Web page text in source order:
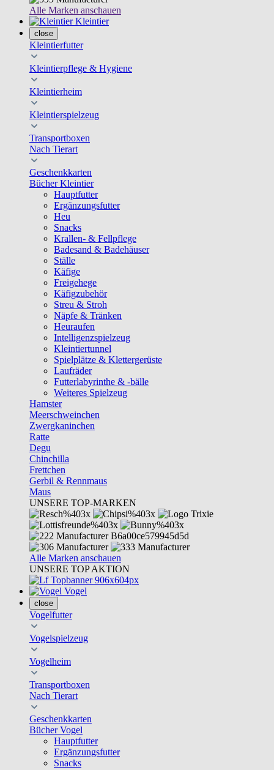
Alle Marken anschauen
Kleintier
close
Kleintierfutter
Kleintierpflege & Hygiene
Kleintierheim
Kleintierspielzeug
Transportboxen
Nach Tierart
Geschenkkarten
Bücher Kleintier
Hauptfutter
Ergänzungsfutter
Heu
Snacks
Krallen- & Fellpflege
Badesand & Badehäuser
Ställe
Käfige
Freigehege
Käfigzubehör
Streu & Stroh
Näpfe & Tränken
Heuraufen
Intelligenzspielzeug
Kleintiertunnel
Spielplätze & Klettergerüste
Laufräder
Futterlabyrinthe & -bälle
Weiteres Spielzeug
Hamster
Meerschweinchen
Zwergkaninchen
Ratte
Degu
Chinchilla
Frettchen
Gerbil & Rennmaus
Maus
UNSERE TOP-MARKEN
Alle Marken anschauen
UNSERE TOP AKTION
Vogel
close
Vogelfutter
Vogelspielzeug
Vogelheim
Transportboxen
Nach Tierart
Geschenkkarten
Bücher Vogel
Hauptfutter
Ergänzungsfutter
Snacks